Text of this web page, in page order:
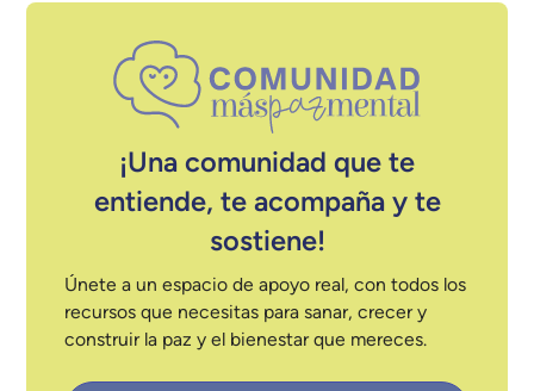
¡Una comunidad que te
entiende, te acompaña y te
sostiene!
Únete a un espacio de apoyo real, con todos los
recursos que necesitas para sanar, crecer y
construir la paz y el bienestar que mereces.